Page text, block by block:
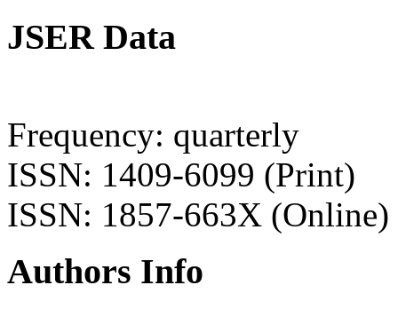
JSER Data
Frequency: quarterly
ISSN: 1409-6099 (Print)
ISSN: 1857-663X (Online)
Authors Info